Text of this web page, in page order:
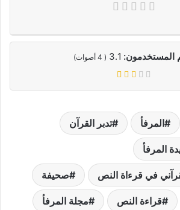
المستخدمون: 3.1
(
4 أصوات)
المرفأ تدبر القرآن
المرفأ
في قرءاة النص صحيفة
قراءة النص مجلة المرفأ